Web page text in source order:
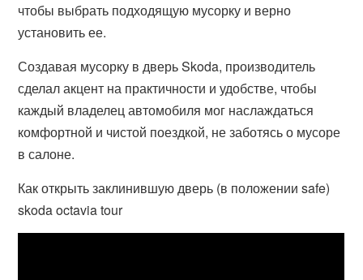
чтобы выбрать подходящую мусорку и верно
установить ее.
Создавая мусорку в дверь Skoda, производитель
сделал акцент на практичности и удобстве, чтобы
каждый владелец автомобиля мог наслаждаться
комфортной и чистой поездкой, не заботясь о мусоре
в салоне.
Как открыть заклинившую дверь (в положении safe)
skoda octavia tour